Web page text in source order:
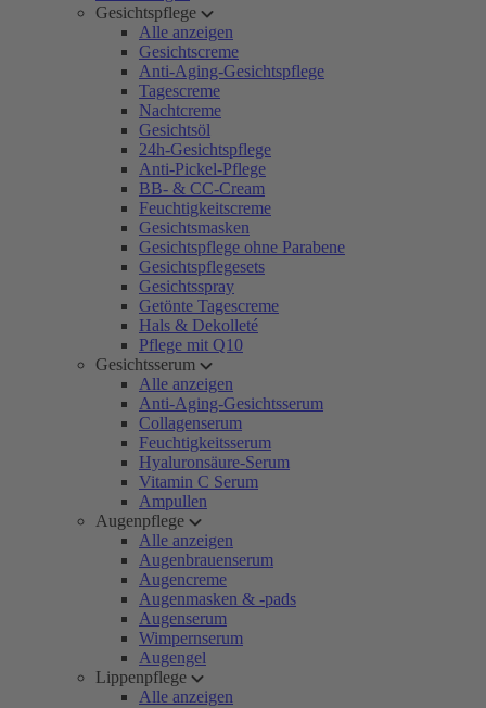
Gesichtspflege
Alle anzeigen
Gesichtscreme
Anti-Aging-Gesichtspflege
Tagescreme
Nachtcreme
Gesichtsöl
24h-Gesichtspflege
Anti-Pickel-Pflege
BB- & CC-Cream
Feuchtigkeitscreme
Gesichtsmasken
Gesichtspflege ohne Parabene
Gesichtspflegesets
Gesichtsspray
Getönte Tagescreme
Hals & Dekolleté
Pflege mit Q10
Gesichtsserum
Alle anzeigen
Anti-Aging-Gesichtsserum
Collagenserum
Feuchtigkeitsserum
Hyaluronsäure-Serum
Vitamin C Serum
Ampullen
Augenpflege
Alle anzeigen
Augenbrauenserum
Augencreme
Augenmasken & -pads
Augenserum
Wimpernserum
Augengel
Lippenpflege
Alle anzeigen